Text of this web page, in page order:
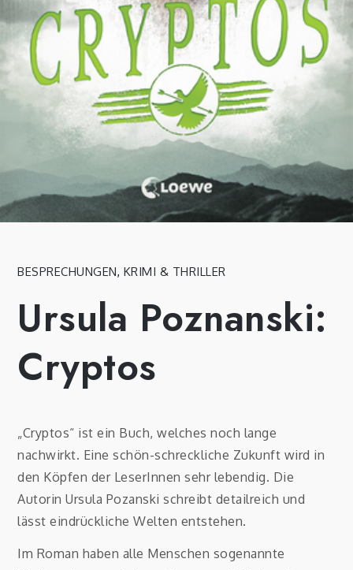
BESPRECHUNGEN, KRIMI & THRILLER
Ursula Poznanski:
Cryptos
„Cryptos“ ist ein Buch, welches noch lange
nachwirkt. Eine schön-schreckliche Zukunft wird in
den Köpfen der LeserInnen sehr lebendig. Die
Autorin Ursula Pozanski schreibt detailreich und
lässt eindrückliche Welten entstehen.
Im Roman haben alle Menschen sogenannte